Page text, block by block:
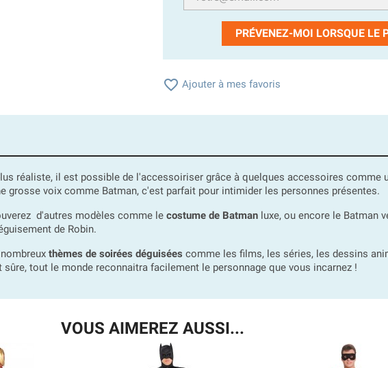
PRÉVENEZ-MOI LORSQUE LE
 Ajouter à mes favoris
réaliste, il est possible de l'accessoiriser grâce à quelques accessoires comme
grosse voix comme Batman, c'est parfait pour intimider les personnes présentes.
d'autres modèles comme le costume de Batman luxe, ou encore le Batman
de Robin.
thèmes de soirées déguisées comme les films, les séries, les dessins
tout le monde reconnaitra facilement le personnage que vous incarnez !
VOUS AIMEREZ AUSSI...